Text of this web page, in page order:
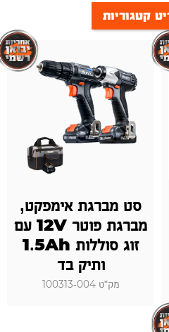
קטגוריות
סט מברגת אימפקט,
מברגת פוטר 12V עם
זוג סוללות 1.5Ah
ותיק בד
מק"ט 100313-004